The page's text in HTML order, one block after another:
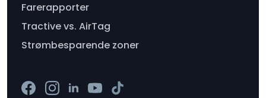
Farerapporter
Tractive vs. AirTag
Strømbesparende zoner